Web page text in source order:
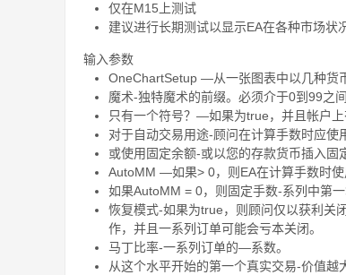
仅在M15上测试
建议进行长期测试以显示EA在各种市场状
输入参数
OneChartSetup —从一张图表中以几种货
魔术-独特魔术的前缀。必须介于0到99之间
只有一个符号？—如果为true，并且帐户
对于自动交易用途-顾问在计算手数时应使
或使用固定余额-或以您的存款货币插入固
AutoMM —如果> 0，则EA在计算手数时
如果AutoMM = 0，则固定手数-系列中第一
恢复模式-如果为true，则顾问仅以获利关
作，并且一系列订单可能会亏本关闭。
马丁比率-一系列订单的—系数。
从这个水平开始的第一个真实交易-价值越